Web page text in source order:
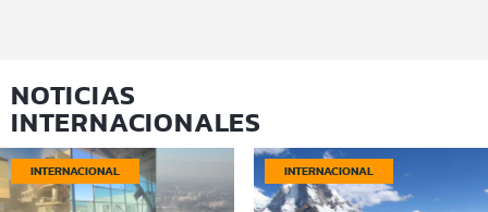
NOTICIAS
INTERNACIONALES
INTERNACIONAL INTERNACIONAL